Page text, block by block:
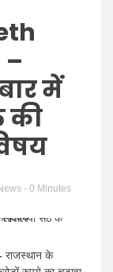
में
की
- 0 Minutes
राजस्थान के